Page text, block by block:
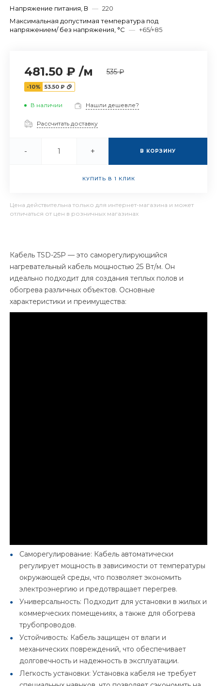
Напряжение питания, В — 220
Максимальная допустимая температура под
напряжением/ без напряжения, °C — +65/+85
481.50 ₽ /м 535 ₽
-10% 53.50 ₽
В наличии Нашли дешевле?
Рассчитать доставку
- + В КОРЗИНУ
КУПИТЬ В 1 КЛИК
Цена действительна только для интернет-магазина и может
отличаться от цен в розничных магазинах
Кабель TSD-25P — это саморегулирующийся
нагревательный кабель мощностью 25 Вт/м. Он
идеально подходит для создания теплых полов и
обогрева различных объектов. Основные
характеристики и преимущества:
Саморегулирование: Кабель автоматически
регулирует мощность в зависимости от температуры
окружающей среды, что позволяет экономить
электроэнергию и предотвращает перегрев.
Универсальность: Подходит для установки в жилых и
коммерческих помещениях, а также для обогрева
трубопроводов.
Устойчивость: Кабель защищен от влаги и
механических повреждений, что обеспечивает
долговечность и надежность в эксплуатации.
Легкость установки: Установка кабеля не требует